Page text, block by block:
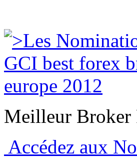
Meilleur Broker
Accédez aux